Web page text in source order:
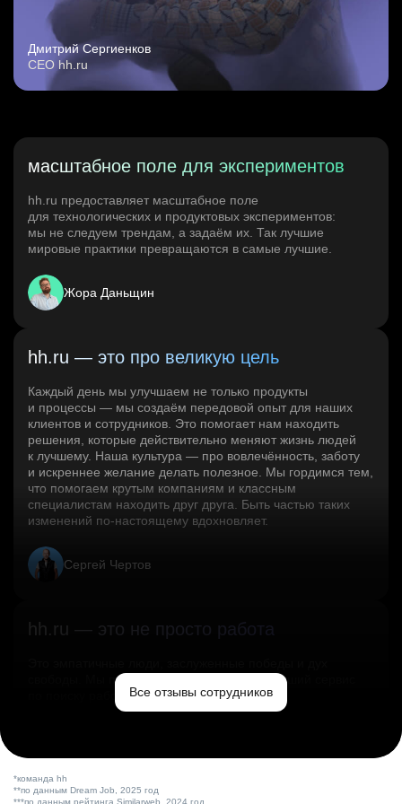
Дмитрий Сергиенков
CEO hh.ru
масштабное поле для экспериментов
hh.ru предоставляет масштабное поле
для технологических и продуктовых экспериментов:
мы не следуем трендам, а задаём их. Так лучшие
мировые практики превращаются в самые лучшие.
Жора Даньщин
hh.ru — это про великую цель
Каждый день мы улучшаем не только продукты
и процессы — мы создаём передовой опыт для наших
клиентов и сотрудников. Это помогает нам находить
решения, которые действительно меняют жизнь людей
к лучшему. Наша культура — про вовлечённость, заботу
и искреннее желание делать полезное. Мы гордимся тем,
что помогаем крутым компаниям и классным
специалистам находить друг друга. Быть частью таких
изменений по‑настоящему вдохновляет.
Сергей Чертов
hh.ru — это не просто работа
свободы. Мы помогаем миру и создаём лучший сервис
по поиску работы в стране.Все отзывы сотрудников
*команда hh
**по данным Dream Job, 2025 год
***по данным рейтинга Similarweb, 2024 год